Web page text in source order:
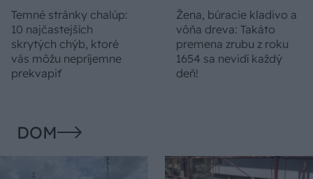
Temné stránky chalúp:
10 najčastejších
skrytých chýb, ktoré
vás môžu nepríjemne
prekvapiť
Žena, búracie kladivo a
vôňa dreva: Takáto
premena zrubu z roku
1654 sa nevidí každý
deň!
DOM